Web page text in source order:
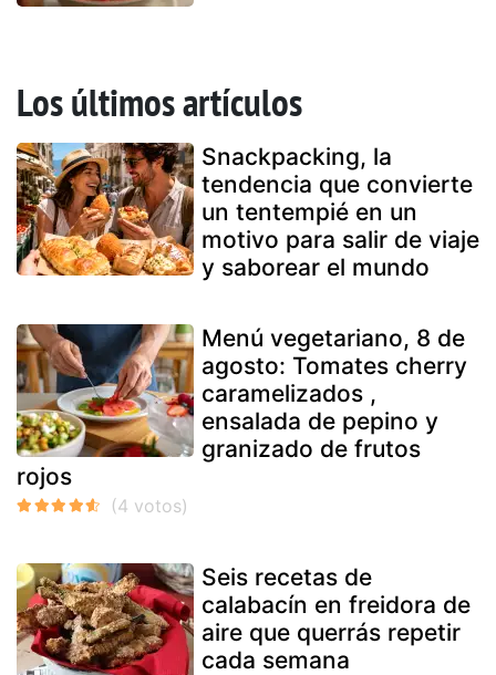
Los últimos artículos
Snackpacking, la
tendencia que convierte
un tentempié en un
motivo para salir de viaje
y saborear el mundo
Menú vegetariano, 8 de
agosto: Tomates cherry
caramelizados ,
ensalada de pepino y
granizado de frutos
rojos
Seis recetas de
calabacín en freidora de
aire que querrás repetir
cada semana